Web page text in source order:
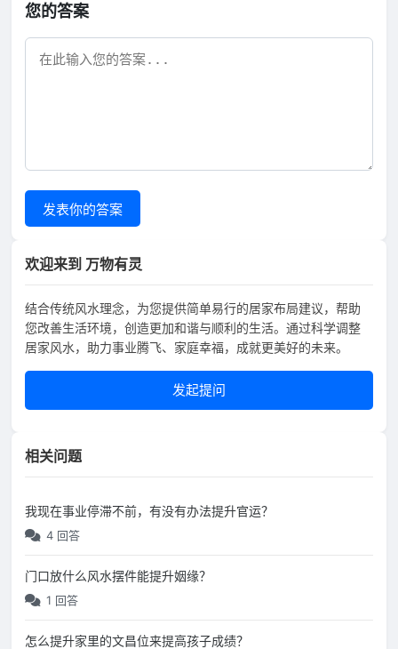
您的答案
发表你的答案
欢迎来到 万物有灵
结合传统风水理念，为您提供简单易行的居家布局建议，帮助
您改善生活环境，创造更加和谐与顺利的生活。通过科学调整
居家风水，助力事业腾飞、家庭幸福，成就更美好的未来。
发起提问
相关问题
我现在事业停滞不前，有没有办法提升官运？
4 回答
门口放什么风水摆件能提升姻缘？
1 回答
怎么提升家里的文昌位来提高孩子成绩？